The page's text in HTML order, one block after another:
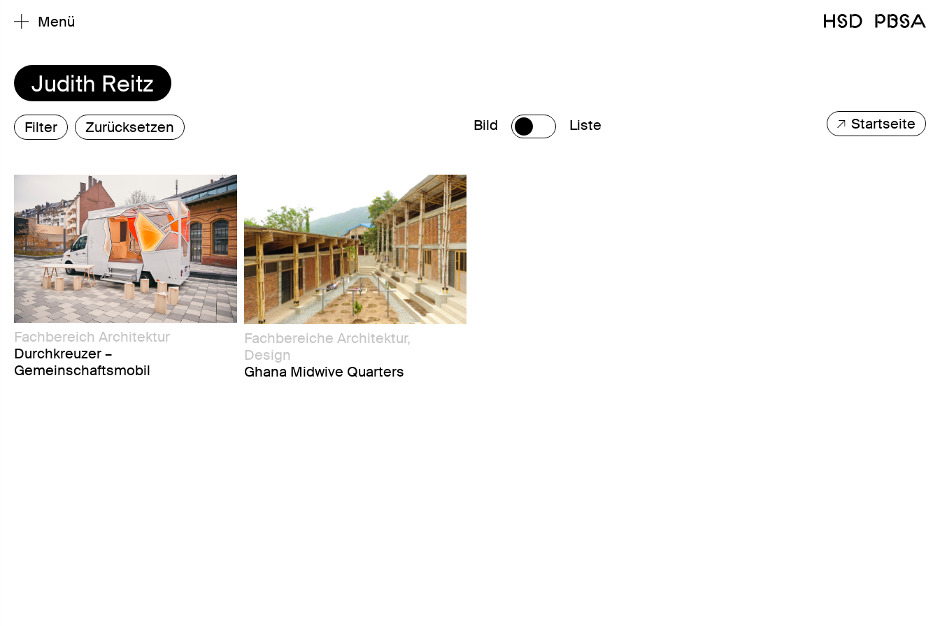
Menü
Judith Reitz
Filter Zurücksetzen Bild Liste Startseite
Fachbereich Architektur
Durchkreuzer –
Gemeinschaftsmobil
Fachbereiche Architektur,
Design
Ghana Midwive Quarters